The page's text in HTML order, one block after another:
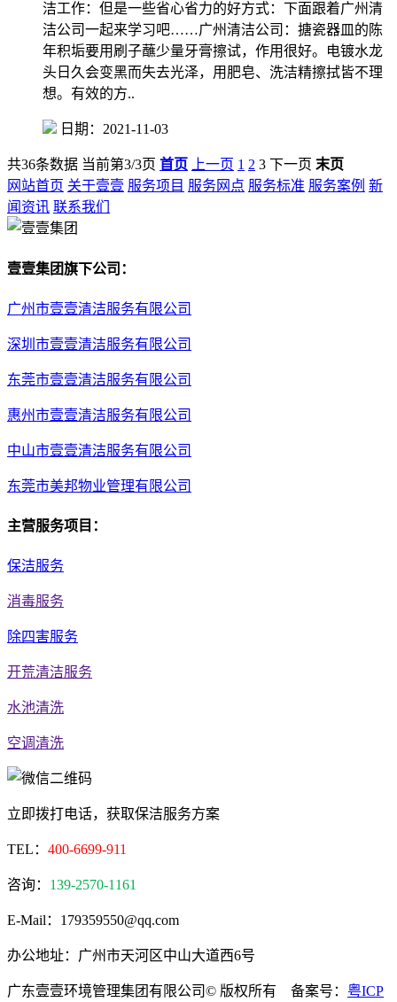
洁工作：但是一些省心省力的好方式：下面跟着广州清
洁公司一起来学习吧……广州清洁公司：搪瓷器皿的陈
年积垢要用刷子蘸少量牙膏擦试，作用很好。电镀水龙
头日久会变黑而失去光泽，用肥皂、洗洁精擦拭皆不理
想。有效的方..
日期：2021-11-03
共36条数据 当前第3/3页 首页 上一页 1 2 3 下一页 末页
网站首页 关于壹壹 服务项目 服务网点 服务标准 服务案例 新
闻资讯 联系我们
壹壹集团旗下公司：
广州市壹壹清洁服务有限公司
深圳市壹壹清洁服务有限公司
东莞市壹壹清洁服务有限公司
惠州市壹壹清洁服务有限公司
中山市壹壹清洁服务有限公司
东莞市美邦物业管理有限公司
主营服务项目：
保洁服务
消毒服务
除四害服务
开荒清洁服务
水池清洗
空调清洗
立即拨打电话，获取保洁服务方案
TEL： 400-6699-911
咨询： 139-2570-1161
E-Mail：179359550@qq.com
办公地址：广州市天河区中山大道西6号
广东壹壹环境管理集团有限公司© 版权所有 备案号： 粤ICP